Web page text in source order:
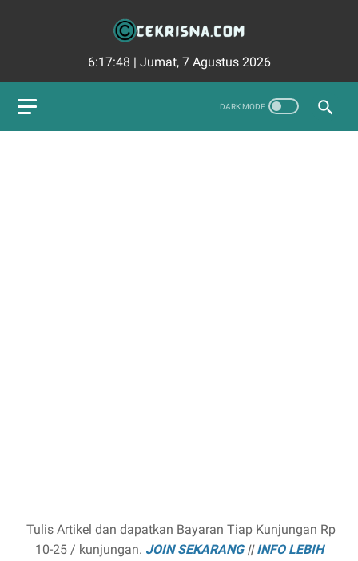
6:17:49 | Jumat, 7 Agustus 2026
Tulis Artikel dan dapatkan Bayaran Tiap Kunjungan Rp
10-25 / kunjungan. JOIN SEKARANG||INFO LEBIH